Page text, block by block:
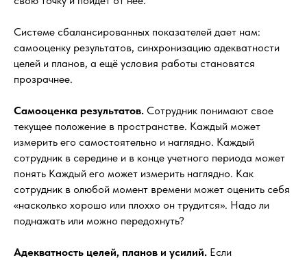
Системе сбалансированных показателей дает нам:
самооценку результатов, синхронизацию адекватности
целей и планов, а ещё условия работы становятся
прозрачнее.
Самооценка результатов. Сотрудник понимают свое
текущее положение в пространстве. Каждый может
измерить его самостоятельно и наглядно. Каждый
сотрудник в середине и в конце учетного периода может
понять Каждый его может измерить наглядно. Как
сотрудник в олюбой момент времени может оценить себя
«насколько хорошо или плоххо он трудится». Надо ли
поднажать или можно передохнуть?
Адекватность целей, планов и усилий. Если